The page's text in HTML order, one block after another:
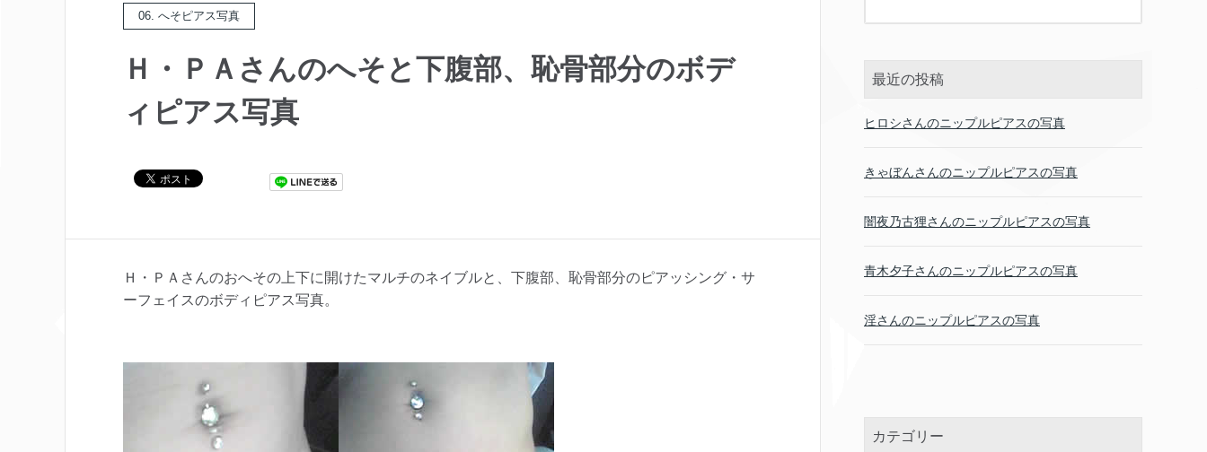
06. へそピアス写真
Ｈ・ＰＡさんのへそと下腹部、恥骨部分のボデ
ィピアス写真
Ｈ・ＰＡさんのおへその上下に開けたマルチのネイブルと、下腹部、恥骨部分のピアッシング・サ
ーフェイスのボディピアス写真。
最近の投稿
ヒロシさんのニップルピアスの写真
きゃぼんさんのニップルピアスの写真
闇夜乃古狸さんのニップルピアスの写真
青木夕子さんのニップルピアスの写真
淫さんのニップルピアスの写真
カテゴリー